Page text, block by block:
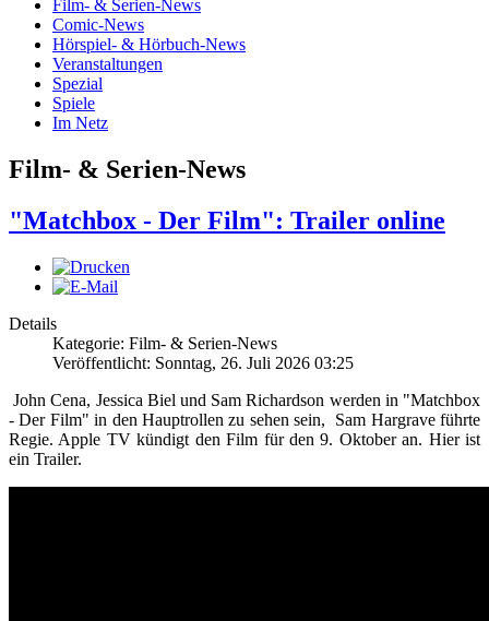
Film- & Serien-News
Comic-News
Hörspiel- & Hörbuch-News
Veranstaltungen
Spezial
Spiele
Im Netz
Film- & Serien-News
"Matchbox - Der Film": Trailer online
Details
Kategorie: Film- & Serien-News
Veröffentlicht: Sonntag, 26. Juli 2026 03:25
John Cena, Jessica Biel und Sam Richardson werden in "Matchbox
- Der Film" in den Hauptrollen zu sehen sein, Sam Hargrave führte
Regie. Apple TV kündigt den Film für den 9. Oktober an. Hier ist
ein Trailer.